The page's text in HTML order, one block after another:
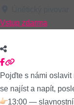
Vstup zdarma
Pojďte s námi
se najíst a napít,
13:00 — slavnostní